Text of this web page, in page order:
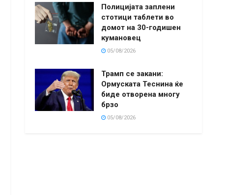
Полицијата заплени
стотици таблети во
домот на 30-годишен
кумановец
05/08/2026
Трамп се закани:
Ормуската Теснина ќе
биде отворена многу
брзо
05/08/2026